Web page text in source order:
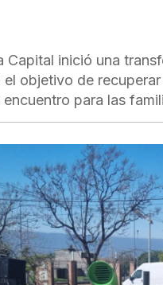
Capital inició una
objetivo de
para las